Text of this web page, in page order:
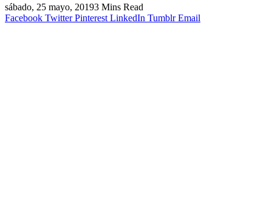
sábado, 25 mayo, 20193 Mins Read
Facebook Twitter Pinterest LinkedIn Tumblr Email